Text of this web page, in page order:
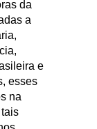
da
a
e
esses
na